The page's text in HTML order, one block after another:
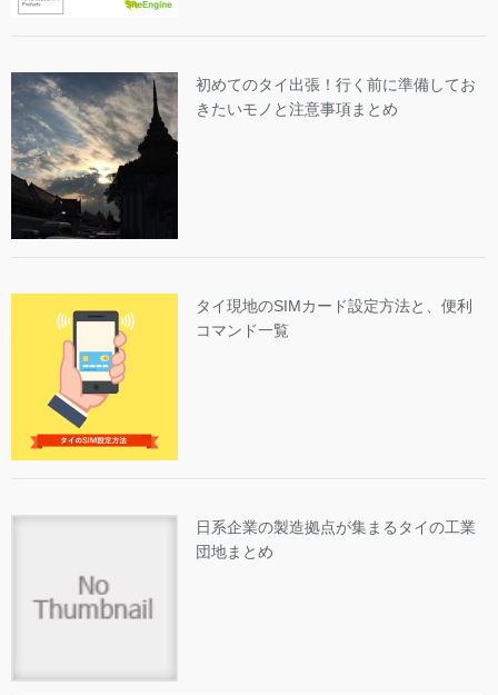
初めてのタイ出張！行く前に準備してお
きたいモノと注意事項まとめ
タイ現地のSIMカード設定方法と、便利
コマンド一覧
日系企業の製造拠点が集まるタイの工業
団地まとめ